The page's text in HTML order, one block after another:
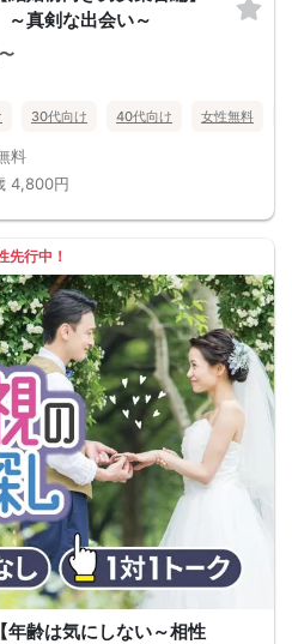
真剣な出会い～
30代向け 40代向け 女性無料
料
4,800円
先行中！
年齢は気にしない～相性